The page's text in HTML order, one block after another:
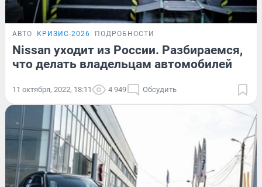
АВТО КРИЗИС-2026 ПОДРОБНОСТИ
Nissan уходит из России. Разбираемся,
что делать владельцам автомобилей
11 октября, 2022, 18:11 4 949 Обсудить